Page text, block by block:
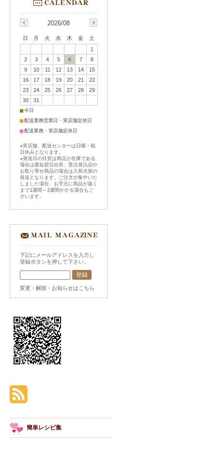
2026/08
日 月 火 水 木 金
土
1
2
3 4 5 6 7
8
9
10 11 12 13 14
15
16
17 18 19 20 21
22
23
24 25 26 27 28
29
30
31
■今日
■配送業務営業日・実店舗定休日
■配送業務・実店舗定休日
★実店舗、配送センターは日曜・祝
日休みとなります。
★発送日の目安は商品が在庫である
場合は最短翌日出荷、受注発注品や
お取り寄せ商品の場合は入荷次第の
発送となります。ご注文が集中いた
しました場合、お手元に商品が届く
まで1週間～2週間かかる場合もご
ざいます。
下記にメールアドレスを入力し
登録ボタンを押して下さい。
変更・解除・お知らせはこちら
簡単レシピ集